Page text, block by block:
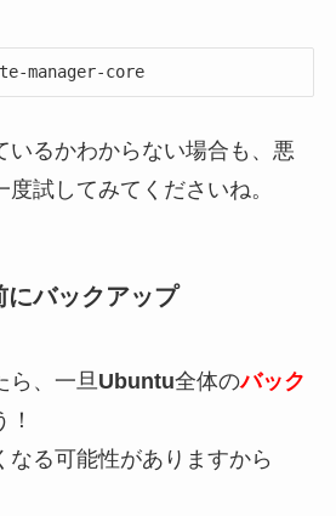
manager-core
いるかわからない場合も、悪
試してみてくださいね。
にバックアップ
ら、一旦 Ubuntu全体のバック
なる可能性がありますから